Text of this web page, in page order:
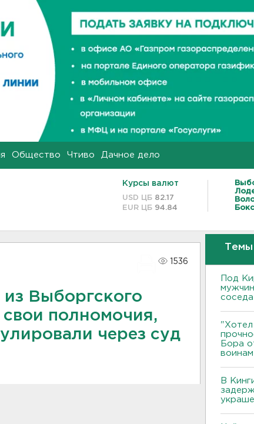
Общество Чтиво Дачное дело
Курсы валют
USD ЦБ 82.17
EUR ЦБ 94.84
1536
из Выборгского
полномочия,
через суд
Темы
Под
"Хотел
Бора
воинам
В